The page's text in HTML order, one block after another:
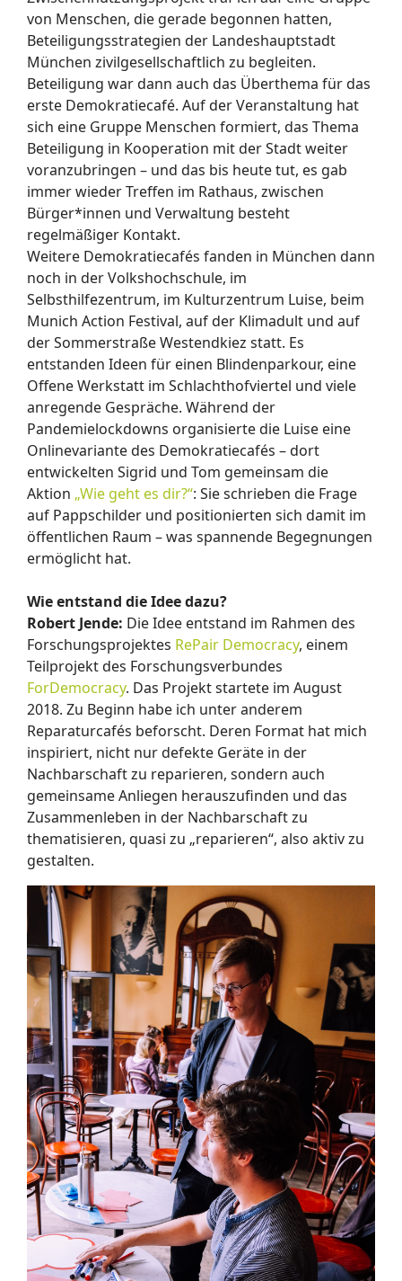
von Menschen, die gerade begonnen hatten,
Beteiligungsstrategien der Landeshauptstadt
München zivilgesellschaftlich zu begleiten.
Beteiligung war dann auch das Überthema für das
erste Demokratiecafé. Auf der Veranstaltung hat
sich eine Gruppe Menschen formiert, das Thema
Beteiligung in Kooperation mit der Stadt weiter
voranzubringen – und das bis heute tut, es gab
immer wieder Treffen im Rathaus, zwischen
Bürger*innen und Verwaltung besteht
regelmäßiger Kontakt.
Weitere Demokratiecafés fanden in München dann
noch in der Volkshochschule, im
Selbsthilfezentrum, im Kulturzentrum Luise, beim
Munich Action Festival, auf der Klimadult und auf
der Sommerstraße Westendkiez statt. Es
entstanden Ideen für einen Blindenparkour, eine
Offene Werkstatt im Schlachthofviertel und viele
anregende Gespräche. Während der
Pandemielockdowns organisierte die Luise eine
Onlinevariante des Demokratiecafés – dort
entwickelten Sigrid und Tom gemeinsam die
Aktion „Wie geht es dir?“: Sie schrieben die Frage
auf Pappschilder und positionierten sich damit im
öffentlichen Raum – was spannende Begegnungen
ermöglicht hat.
Wie entstand die Idee dazu?
Robert Jende: Die Idee entstand im Rahmen des
Forschungsprojektes RePair Democracy, einem
Teilprojekt des Forschungsverbundes
ForDemocracy. Das Projekt startete im August
2018. Zu Beginn habe ich unter anderem
Reparaturcafés beforscht. Deren Format hat mich
inspiriert, nicht nur defekte Geräte in der
Nachbarschaft zu reparieren, sondern auch
gemeinsame Anliegen herauszufinden und das
Zusammenleben in der Nachbarschaft zu
thematisieren, quasi zu „reparieren“, also aktiv zu
gestalten.